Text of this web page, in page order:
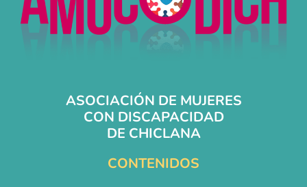
ASOCIACIÓN DE MUJERES
CON DISCAPACIDAD
DE CHICLANA
CONTENIDOS